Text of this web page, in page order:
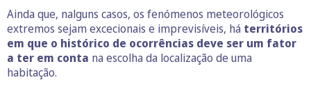
Ainda que, nalguns casos, os fenómenos meteorológicos
extremos sejam excecionais e imprevisíveis, há territórios
em que o histórico de ocorrências deve ser um fator
a ter em conta na escolha da localização de uma
habitação.